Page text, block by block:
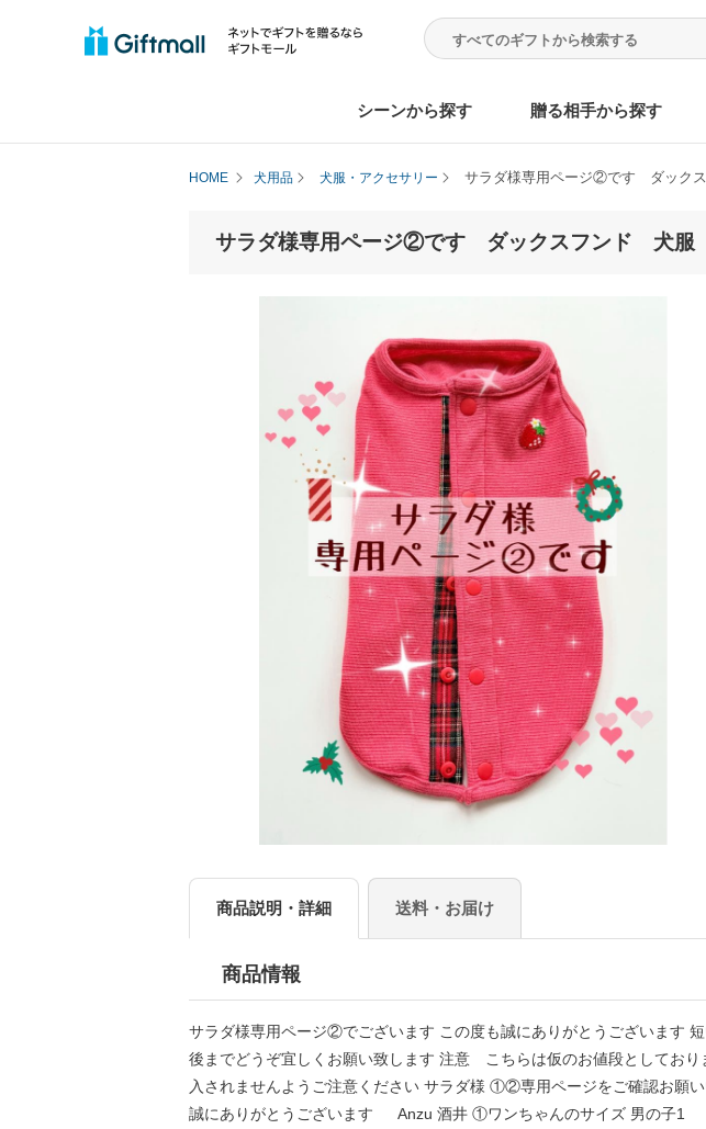
シーンから探す 贈る相手から探す
HOME 犬用品 犬服・アクセサリー サラダ様専用ページ②です ダッ
サラダ様専用ページ②です ダックスフンド 犬
商品説明・詳細 送料・お届け
商品情報
サラダ様専用ページ②でございます この度も誠にありがとうございます
後までどうぞ宜しくお願い致します 注意 こちらは仮のお値段としており
入されませんようご注意ください サラダ様 ①②専用ページをご確認お願
誠にありがとうございます Anzu 酒井 ①ワンちゃんのサイズ 男の